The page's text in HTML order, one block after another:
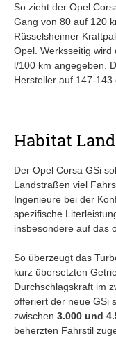
So zieht der Opel
Gang von 80 auf 120
Rüsselsheimer
Opel. Werksseitig
l/100 km angegeben.
Hersteller auf 147-143
Habitat
Der Opel Corsa GSi
Landstraßen viel
Ingenieure bei der
spezifische
insbesondere auf das
So überzeugt das
kurz übersetzten
Durchschlagskraft im
offeriert der neue GSi
zwischen 3.000 und
beherzten Fahrstil